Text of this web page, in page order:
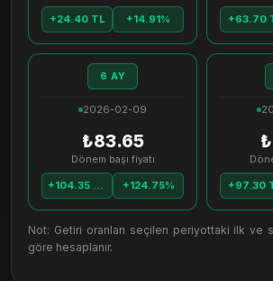
+24.40 TL +14.91% +63.70
6 AY
2026-02-09
₺83.65
Dönem başı fiyatı
+124.75% +97.30
Not: Getiri oranları seçilen periyottaki ilk ve
göre hesaplanır.